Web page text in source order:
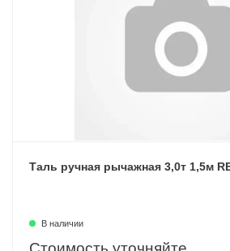
Таль ручная рычажная 3,0т 1,5м
В наличии